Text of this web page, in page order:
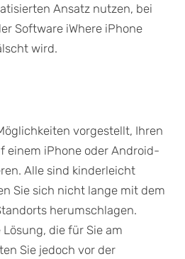
Ansatz nutzen, bei
Software iWhere iPhone
wird.
vorgestellt, Ihren
einem iPhone oder Android-
Alle sind kinderleicht
Sie sich nicht lange mit dem
herumschlagen.
die für Sie am
Sie jedoch vor der